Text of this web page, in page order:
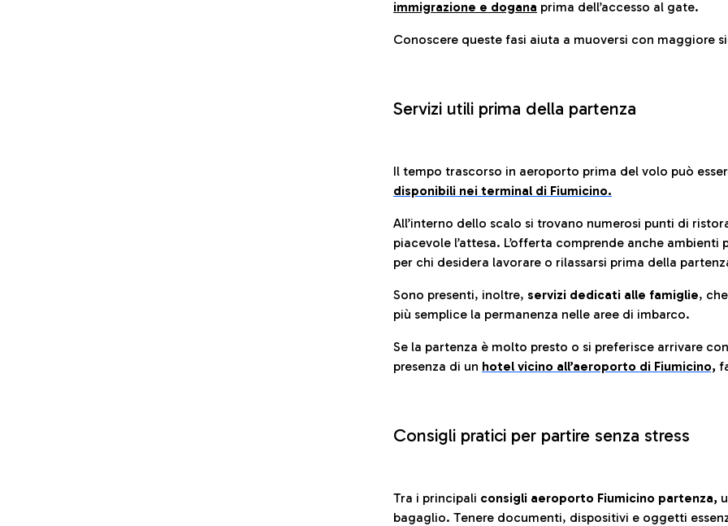
immigrazione e dogana prima dell’accesso al gate.
Conoscere queste fasi aiuta a muoversi con maggiore
Servizi utili prima della partenza
Il tempo trascorso in aeroporto prima del volo può
disponibili nei terminal di Fiumicino.
All’interno dello scalo si trovano numerosi punti di
piacevole l’attesa. L’offerta comprende anche ambienti
per chi desidera lavorare o rilassarsi prima della
Sono presenti, inoltre, servizi dedicati alle famiglie,
più semplice la permanenza nelle aree di imbarco.
Se la partenza è molto presto o si preferisce arrivare
presenza di un hotel vicino all’aeroporto di Fiumicino,
Consigli pratici per partire senza stress
Tra i principali consigli aeroporto Fiumicino partenza,
bagaglio. Tenere documenti, dispositivi e oggetti